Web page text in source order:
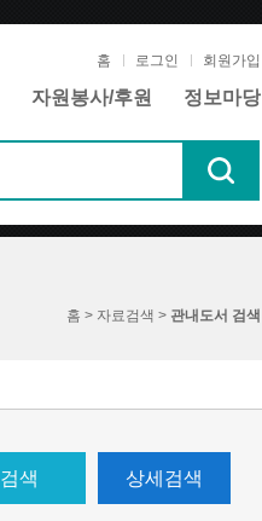
홈 로그인 회원가입
자원봉사/후원 정보마당
홈 > 자료검색 > 관내도서 검색
검색 상세검색